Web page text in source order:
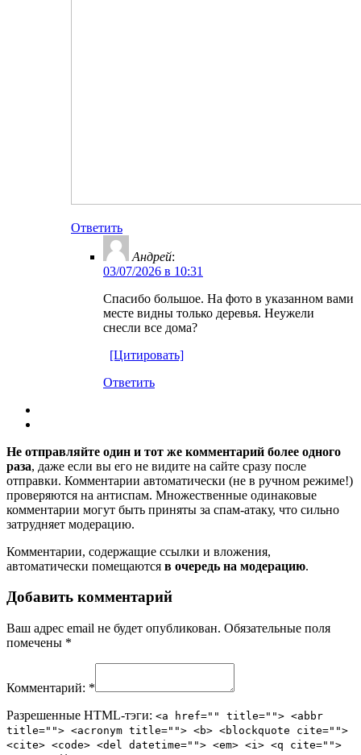
Ответить
Андрей:
03/07/2026 в 10:31
Спасибо большое. На фото в указанном вами
месте видны только деревья. Неужели
снесли все дома?
[Цитировать]
Ответить
Не отправляйте один и тот же комментарий более одного
раза, даже если вы его не видите на сайте сразу после
отправки. Комментарии автоматически (не в ручном режиме!)
проверяются на антиспам. Множественные одинаковые
комментарии могут быть приняты за спам-атаку, что сильно
затрудняет модерацию.
Комментарии, содержащие ссылки и вложения,
автоматически помещаются в очередь на модерацию.
Добавить комментарий
Ваш адрес email не будет опубликован. Обязательные поля
помечены *
Комментарий: *
Разрешенные HTML-тэги: <a href="" title=""> <abbr
title=""> <acronym title=""> <b> <blockquote cite="">
<cite> <code> <del datetime=""> <em> <i> <q cite="">